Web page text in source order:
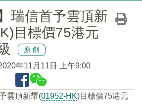
瑞信首予雲頂新
目標價75港元
原創
年11月11日 上午9:00
雲頂新耀(01952-HK)目標價75港元